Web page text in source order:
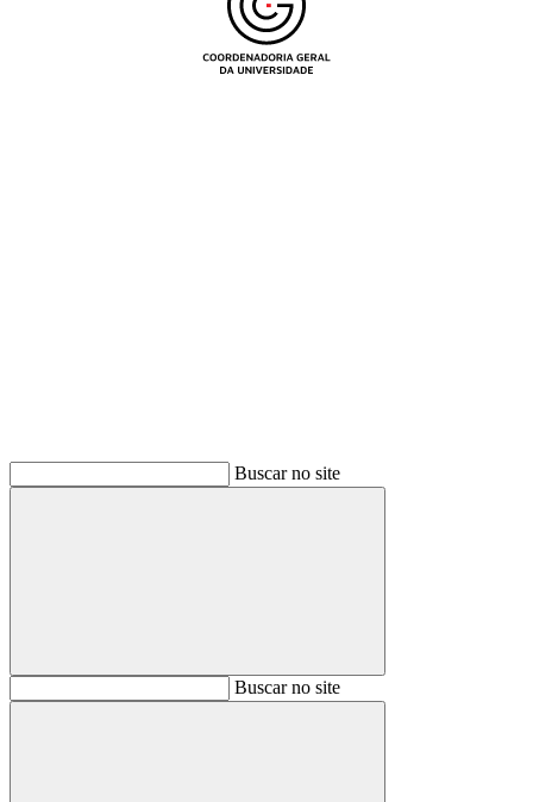
Buscar no site
BuscarBuscar no site